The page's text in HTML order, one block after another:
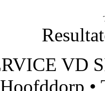
VD
•